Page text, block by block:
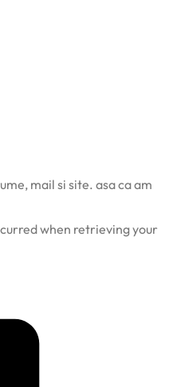
mail si site. asa ca am
when retrieving your